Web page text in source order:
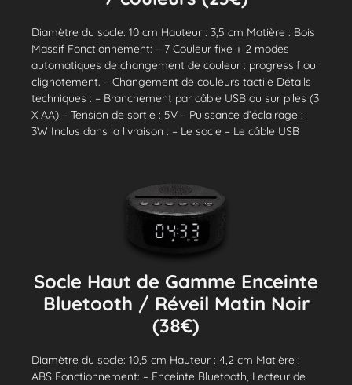
Diamètre du socle: 10 cm Hauteur : 3,5 cm Matière : Bois
Massif Fonctionnement: – 7 Couleur fixe + 2 modes
automatiques de changement de couleur : progressif ou
clignotement. – Changement de couleurs tactile Détails
techniques : – Branchement par câble USB ou sur piles (3
X AA) – Tension de sortie : 5V – Puissance d’éclairage :
3W Inclus dans la livraison : – Le socle – Le câble USB
Socle Haut de Gamme Enceinte
Bluetooth / Réveil Matin Noir
(38€)
Diamètre du socle: 10,5 cm Hauteur : 4,2 cm Matière :
ABS Fonctionnement: – Enceinte Bluetooth, Lecteur de